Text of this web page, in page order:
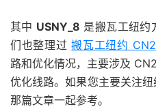
其中 USNY_8 是搬瓦工纽约
们也整理过搬瓦工纽约 CN2
路和优化情况，主要涉及
优化线路。如果您主要关注
那篇文章一起参考。